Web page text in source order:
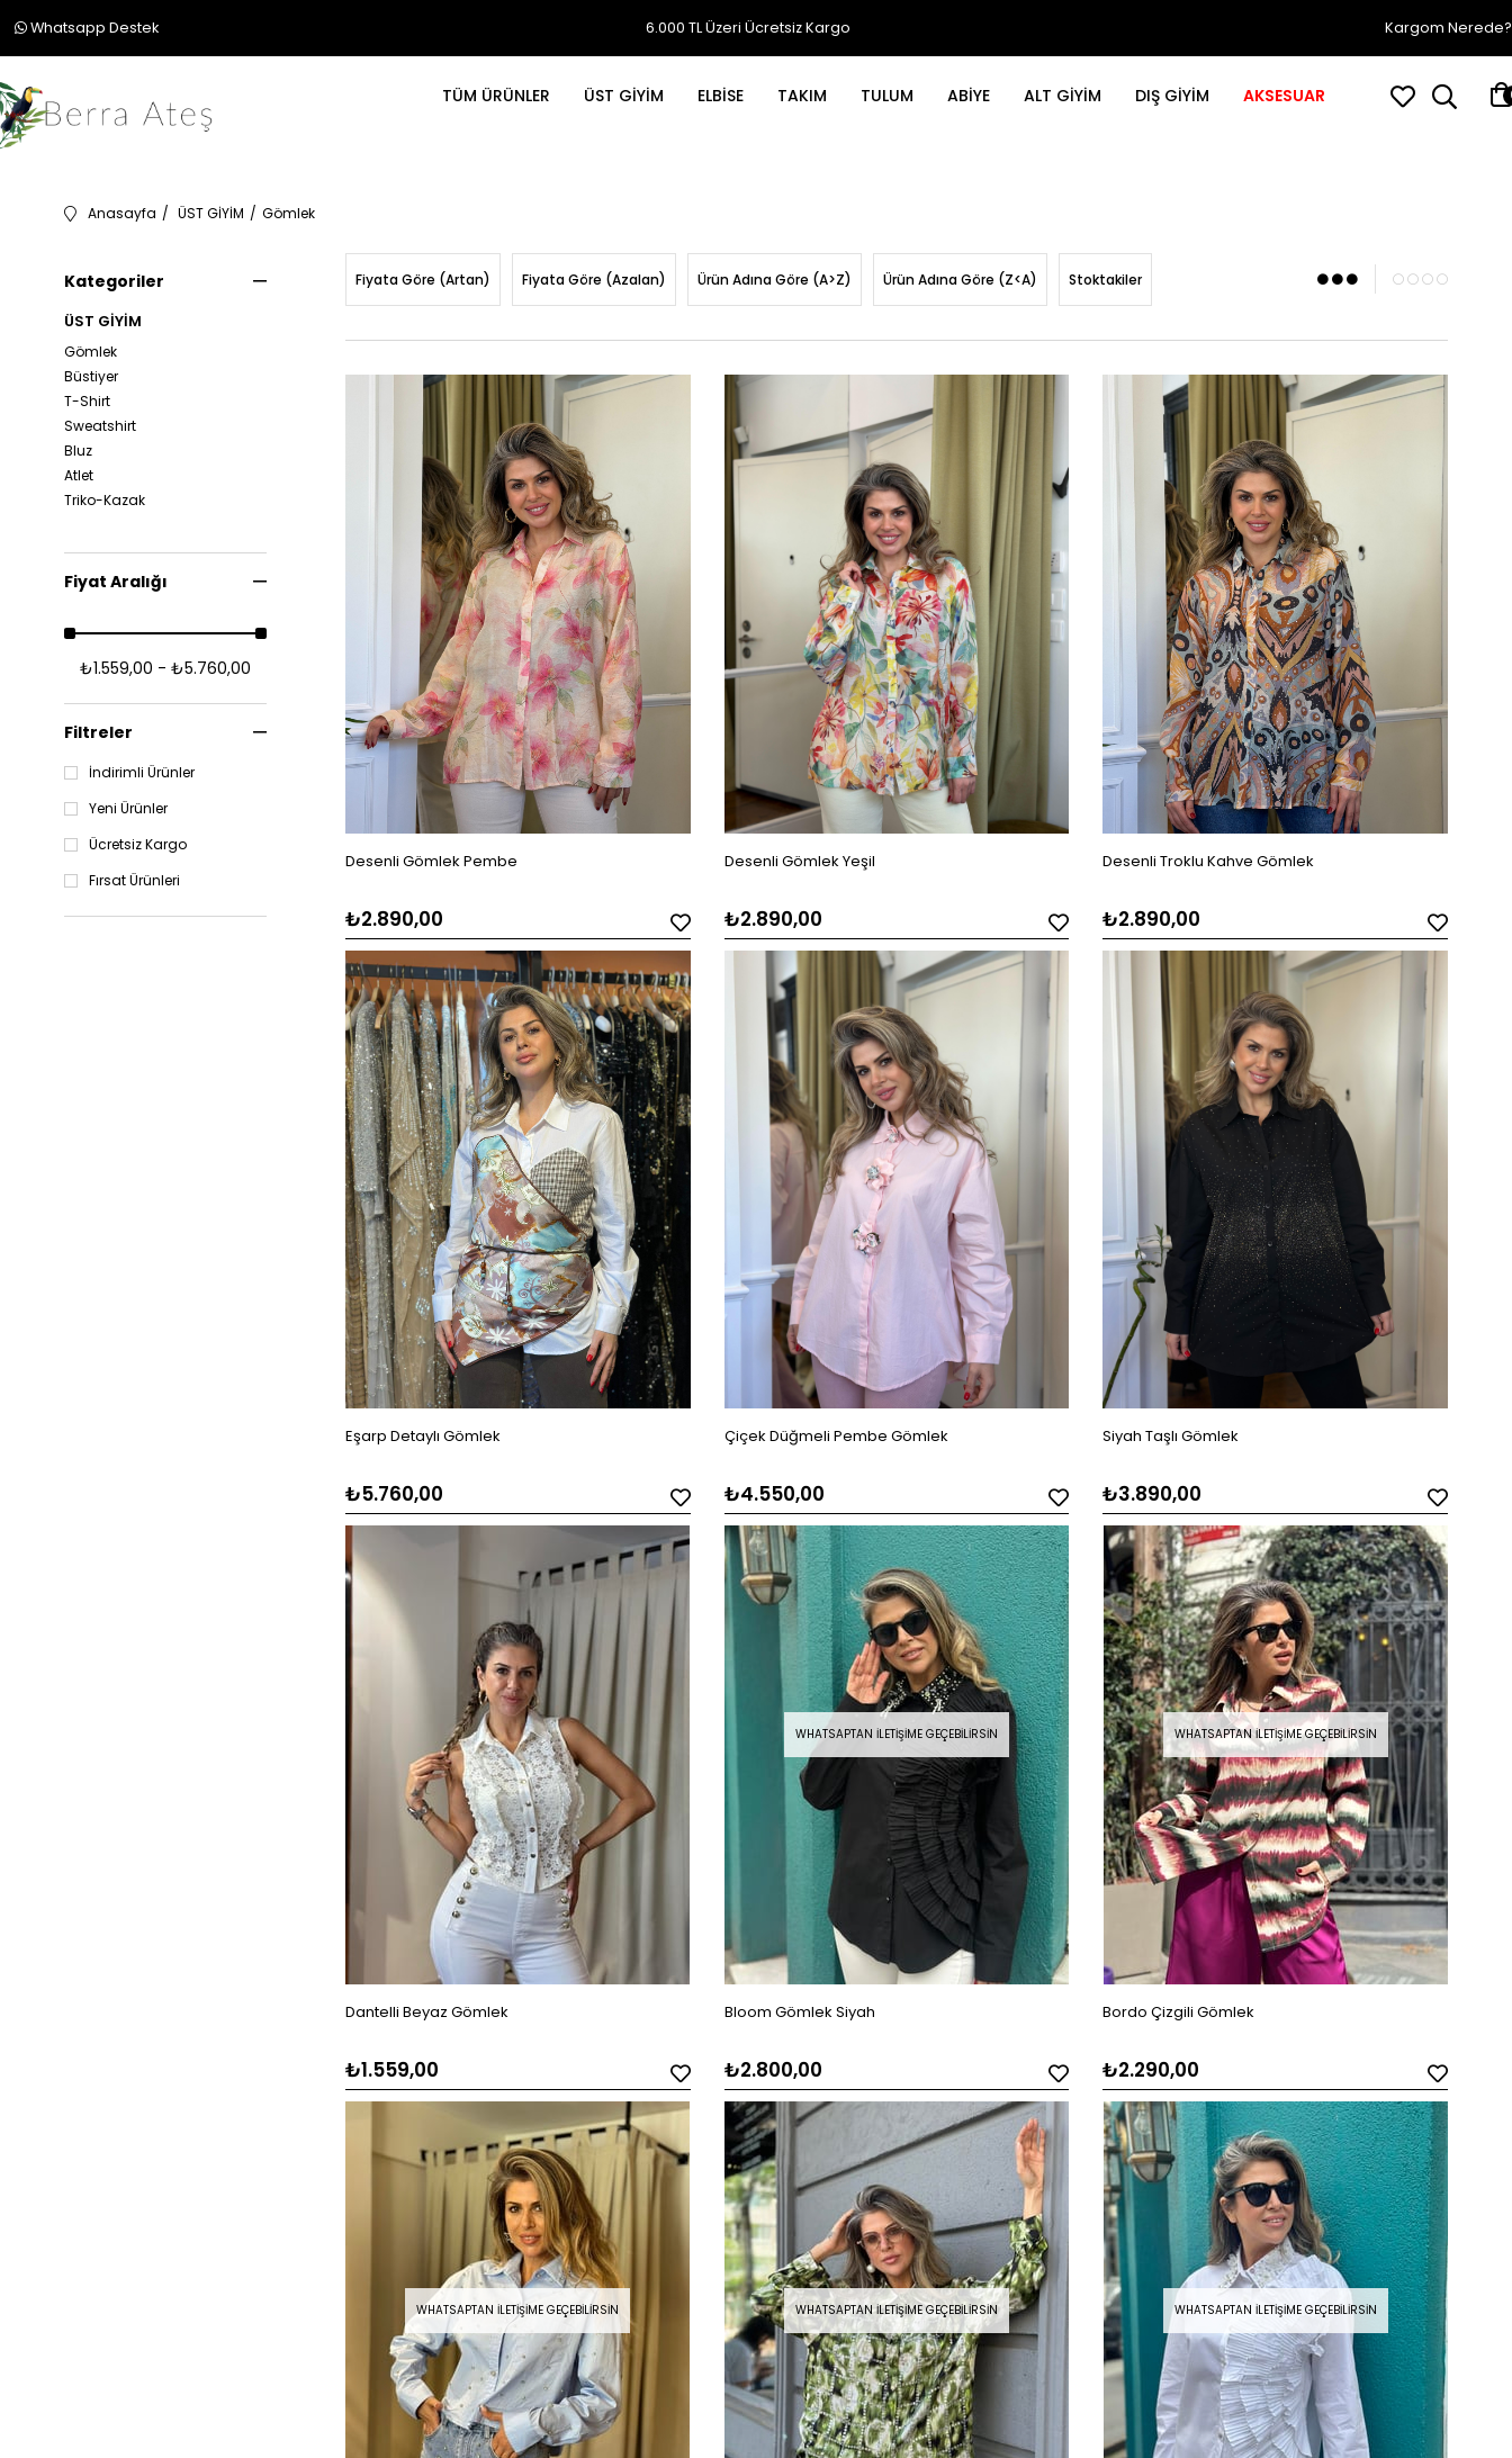
Whatsapp Destek 6.000 TL Üzeri Ücretsiz Kargo Kargom Nerede?
TÜM ÜRÜNLER ÜST GİYİM ELBİSE TAKIM TULUM ABİYE ALT GİYİM DIŞ GİYİM AKSESUAR
Anasayfa ÜST GİYİM Gömlek
Kategoriler
ÜST GİYİM
Gömlek
Büstiyer
T-Shirt
Sweatshirt
Bluz
Atlet
Triko-Kazak
Fiyat Aralığı
₺1.559,00 - ₺5.760,00
Filtreler
İndirimli Ürünler
Yeni Ürünler
Ücretsiz Kargo
Fırsat Ürünleri
Fiyata Göre (Artan) Fiyata Göre (Azalan) Ürün Adına Göre (A>Z) Ürün Adına Göre (Z<A) Stoktakiler
Desenli Gömlek Pembe
₺2.890,00
Desenli Gömlek Yeşil
₺2.890,00
Desenli Troklu Kahve Gömlek
₺2.890,00
Eşarp Detaylı Gömlek
₺5.760,00
Çiçek Düğmeli Pembe Gömlek
₺4.550,00
Siyah Taşlı Gömlek
₺3.890,00
Dantelli Beyaz Gömlek
₺1.559,00
WHATSAPTAN İLETIŞIME GEÇEBILIRSIN
Bloom Gömlek Siyah
₺2.800,00
WHATSAPTAN İLETIŞIME GEÇEBILIRSIN
Bordo Çizgili Gömlek
₺2.290,00
WHATSAPTAN İLETIŞIME GEÇEBILIRSIN WHATSAPTAN İLETIŞIME GEÇEBILIRSIN WHATSAPTAN İLETIŞIME GEÇEBILIRSIN